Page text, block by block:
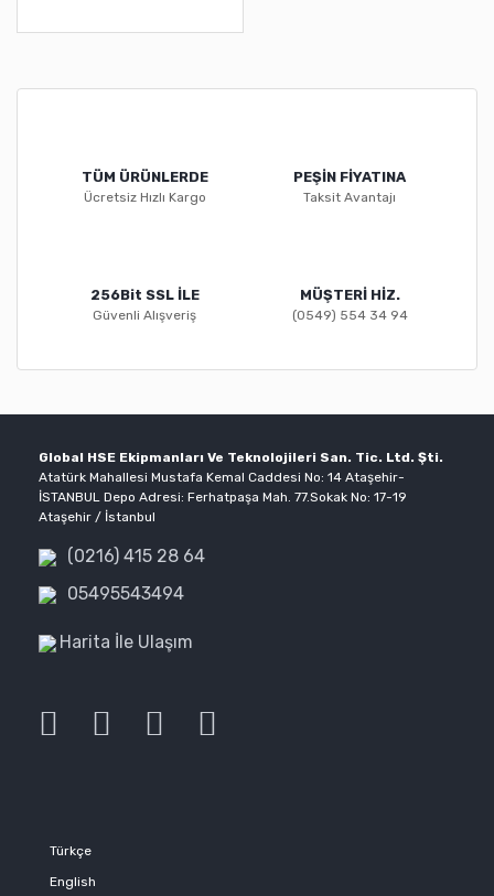
TÜM ÜRÜNLERDE
Ücretsiz Hızlı Kargo
PEŞİN FİYATINA
Taksit Avantajı
256Bit SSL İLE
Güvenli Alışveriş
MÜŞTERİ HİZ.
(0549) 554 34 94
Global HSE Ekipmanları Ve Teknolojileri San. Tic. Ltd. Şti.
Atatürk Mahallesi Mustafa Kemal Caddesi No: 14 Ataşehir-
İSTANBUL Depo Adresi: Ferhatpaşa Mah. 77.Sokak No: 17-19
Ataşehir / İstanbul
(0216) 415 28 64
05495543494
Harita İle Ulaşım
Türkçe
English